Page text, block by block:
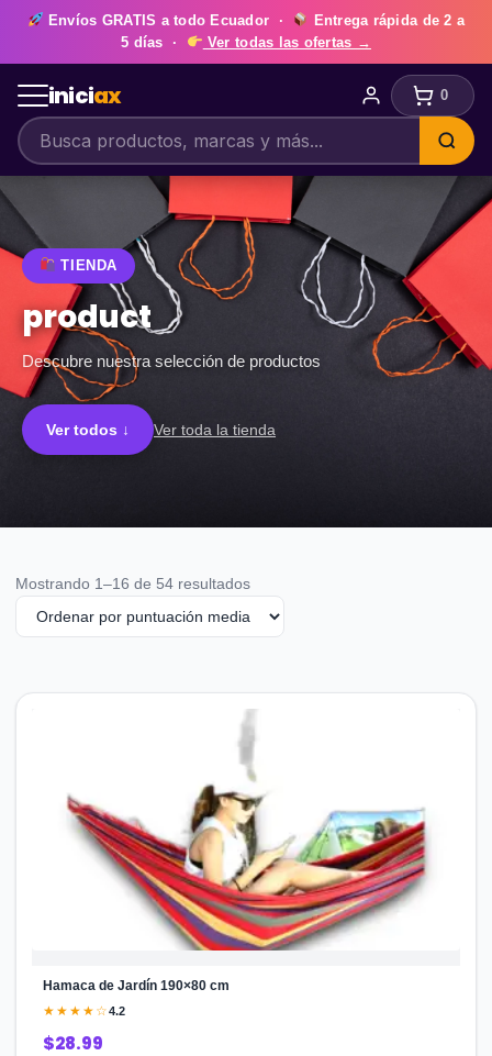
Envíos GRATIS a todo Ecuador · Entrega rápida de2 a
5 días · Ver todas las ofertas →
iniciax 0
TIENDA
product
Descubre nuestra selección de productos
Ver todos ↓ Ver toda la tienda
Mostrando 1–16 de 54 resultadosOrdenado
puntuación
Hamaca de Jardín 190×80 cm
★★★★☆4.2
$28.99